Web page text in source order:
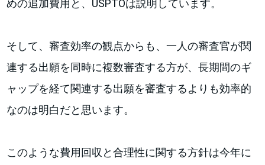
めの追加費用と、USPTOは説明しています。
そして、審査効率の観点からも、一人の審査官が関
連する出願を同時に複数審査する方が、長期間のギ
ャップを経て関連する出願を審査するよりも効率的
なのは明白だと思います。
このような費用回収と合理性に関する方針は今年に